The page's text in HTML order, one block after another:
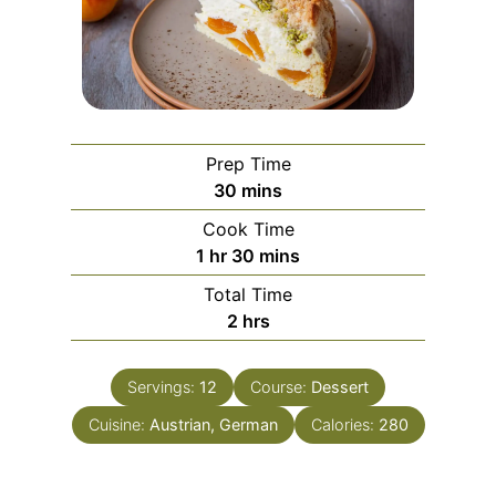
Prep Time
30 m
i
n
u
t
e
s
mins
Cook Time
1 h
o
u
hr 30 m
i
n
u
e
mins
Total Time
2h
o
u
r
s
hrs
Servings: 12 Course: Dessert
Cuisine: Austrian, German Calories: 280